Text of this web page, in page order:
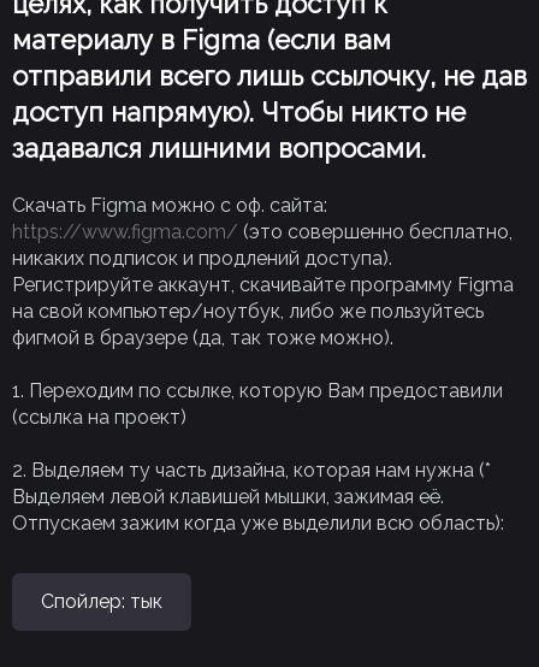
материалу в Figma (если вам
отправили всего лишь ссылочку, не дав
доступ напрямую). Чтобы никто не
задавался лишними вопросами.
Скачать Figma можно с оф. сайта:
https://www.figma.com/ (это совершенно бесплатно,
никаких подписок и продлений доступа).
Регистрируйте аккаунт, скачивайте программу Figma
на свой компьютер/ноутбук, либо же пользуйтесь
фигмой в браузере (да, так тоже можно).
1. Переходим по ссылке, которую Вам предоставили
(ссылка на проект)
2. Выделяем ту часть дизайна, которая нам нужна (*
Выделяем левой клавишей мышки, зажимая её.
Отпускаем зажим когда уже выделили всю область):
Спойлер: тык